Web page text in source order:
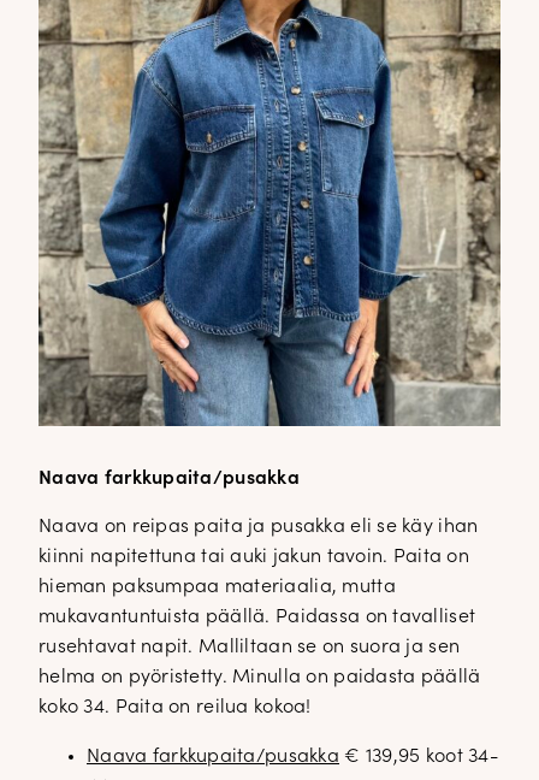
Naava farkkupaita/pusakka
Naava on reipas paita ja pusakka eli se käy ihan
kiinni napitettuna tai auki jakun tavoin. Paita on
hieman paksumpaa materiaalia, mutta
mukavantuntuista päällä. Paidassa on tavalliset
rusehtavat napit. Malliltaan se on suora ja sen
helma on pyöristetty. Minulla on paidasta päällä
koko 34. Paita on reilua kokoa!
Naava farkkupaita/pusakka € 139,95 koot 34-